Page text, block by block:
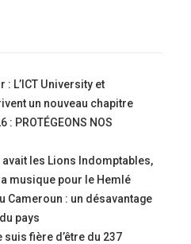
L’ICT University et
un nouveau chapitre
: PROTÉGEONS NOS
avait les Lions Indomptables,
musique pour le Hemlé
Cameroun : un désavantage
pays
fière d’être du 237